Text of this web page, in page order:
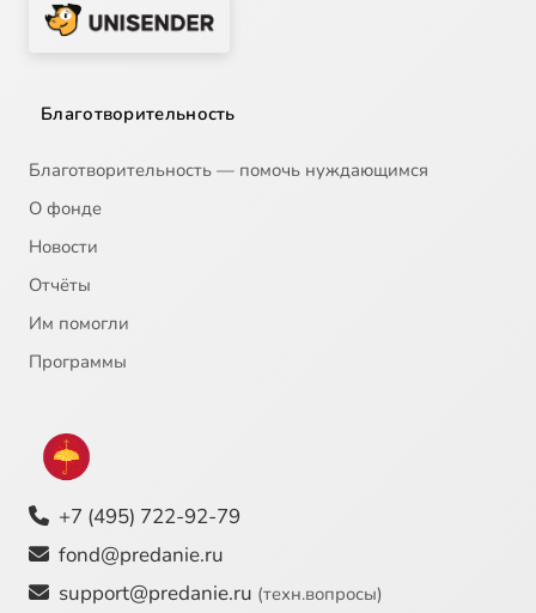
Благотворительность
Благотворительность — помочь нуждающимся
О фонде
Новости
Отчёты
Им помогли
Программы
+7 (495) 722-92-79
fond@predanie.ru
support@predanie.ru (техн.вопросы)